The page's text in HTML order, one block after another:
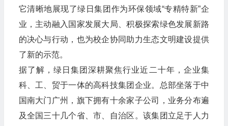
它清晰地展现了绿日集团作为环保领域“专精特新”企
业，主动融入国家发展大局、积极探索绿色发展新路
的决心与行动，也为校企协同助力生态文明建设提供
了新的示范。
据了解，绿日集团深耕聚焦行业近二十年，企业集
科、工、贸于一体的高科技集团企业。总部坐落于中
国南大门广州，旗下拥有十余家子公司，业务分布遍
及全国三十几个省、市、自治区。该集团立足于人力